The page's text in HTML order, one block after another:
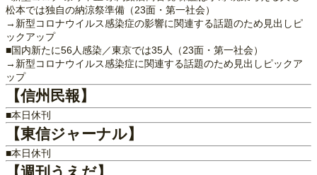
松本では独自の納涼祭準備（23面・第一社会）
→新型コロナウイルス感染症の影響に関連する話題のため見出しピ
ックアップ
■国内新たに56人感染／東京では35人（23面・第一社会）
→新型コロナウイルス感染症に関連する話題のため見出しピックア
ップ
【信州民報】
■本日休刊
【東信ジャーナル】
■本日休刊